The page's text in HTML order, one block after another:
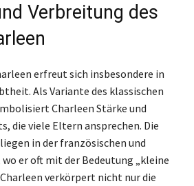
Verbreitung des
erfreut sich insbesondere in
Als Variante des klassischen
Charleen Stärke und
die viele Eltern ansprechen. Die
in der französischen und
er oft mit der Bedeutung „kleine
verkörpert nicht nur die